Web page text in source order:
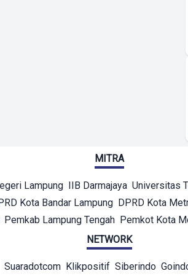
MITRA
Lampung IIB Darmajaya Universitas
Kota Bandar Lampung DPRD Kota
Pemkab Lampung Tengah Pemkot Kota
NETWORK
Suaradotcom Klikpositif Siberindo